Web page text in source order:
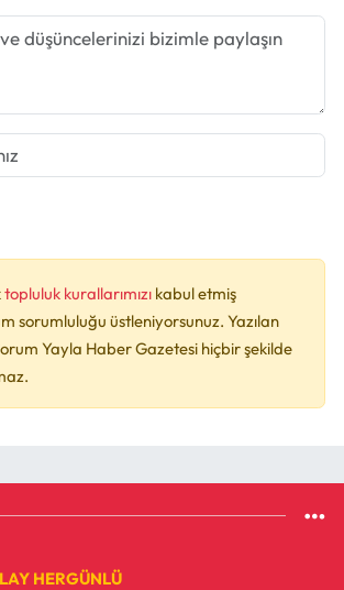
topluluk kurallarımızı kabul etmiş
sorumluluğu üstleniyorsunuz. Yazılan
Yayla Haber Gazetesi hiçbir şekilde
HERGÜNLÜ